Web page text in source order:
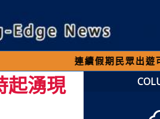
連續假期民眾出遊可先撥打交
起湧現